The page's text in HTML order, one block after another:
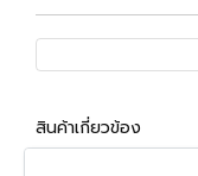
สินค้าเกี่ยวข้อง